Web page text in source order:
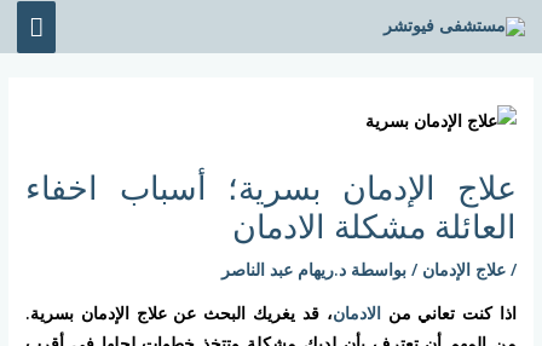
تخطي
إلى
علاج الإدمان بسرية؛ أسباب اخفاء
العائلة مشكلة الادمان
/علاج الإدمان / بواسطة د.ريهام عبد الناصر
اذا كنت تعاني منالادمان، قد يغريك البحث عن علاج الإدمان بسرية.
navigation